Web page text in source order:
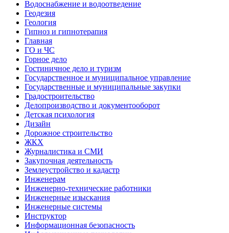
Водоснабжение и водоотведение
Геодезия
Геология
Гипноз и гипнотерапия
Главная
ГО и ЧС
Горное дело
Гостиничное дело и туризм
Государственное и муниципальное управление
Государственные и муниципальные закупки
Градостроительство
Делопроизводство и документооборот
Детская психология
Дизайн
Дорожное строительство
ЖКХ
Журналистика и СМИ
Закупочная деятельность
Землеустройство и кадастр
Инженерам
Инженерно-технические работники
Инженерные изыскания
Инженерные системы
Инструктор
Информационная безопасность